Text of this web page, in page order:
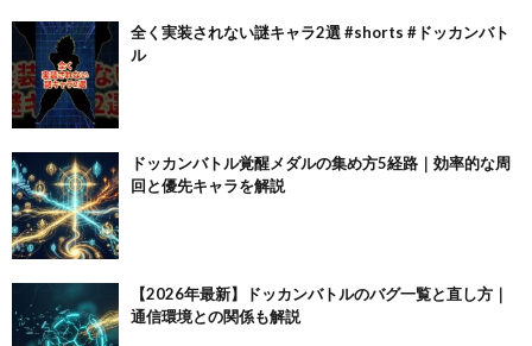
全く実装されない謎キャラ2選 #shorts #ドッカンバト
ル
ドッカンバトル覚醒メダルの集め方5経路｜効率的な周
回と優先キャラを解説
【2026年最新】ドッカンバトルのバグ一覧と直し方｜
通信環境との関係も解説